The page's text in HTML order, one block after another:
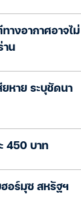
างอากาศอาจไม่
าน
หาย ระบุชัดนา
450 บาท
อร์มุซ สหรัฐฯ